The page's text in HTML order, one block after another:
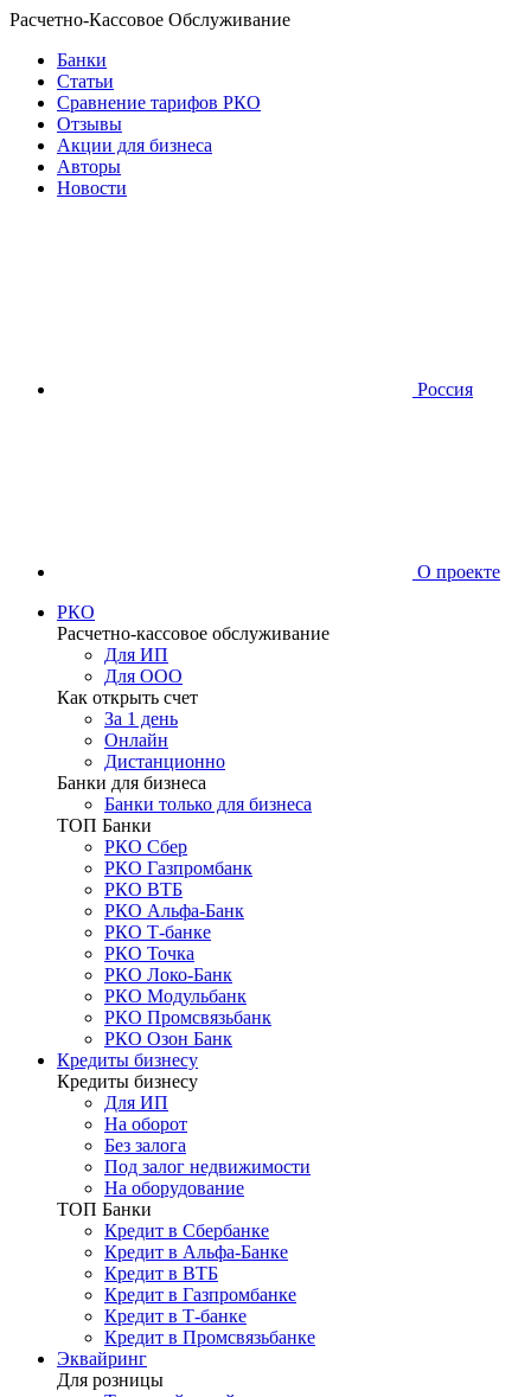
Расчетно-Кассовое Обслуживание
Банки
Статьи
Сравнение тарифов РКО
Отзывы
Акции для бизнеса
Авторы
Новости
Россия
О проекте
РКО
Расчетно-кассовое обслуживание
Для ИП
Для ООО
Как открыть счет
За 1 день
Онлайн
Дистанционно
Банки для бизнеса
Банки только для бизнеса
ТОП Банки
РКО Сбер
РКО Газпромбанк
РКО ВТБ
РКО Альфа-Банк
РКО Т-банке
РКО Точка
РКО Локо-Банк
РКО Модульбанк
РКО Промсвязьбанк
РКО Озон Банк
Кредиты бизнесу
Кредиты бизнесу
Для ИП
На оборот
Без залога
Под залог недвижимости
На оборудование
ТОП Банки
Кредит в Сбербанке
Кредит в Альфа-Банке
Кредит в ВТБ
Кредит в Газпромбанке
Кредит в Т-банке
Кредит в Промсвязьбанке
Эквайринг
Для розницы